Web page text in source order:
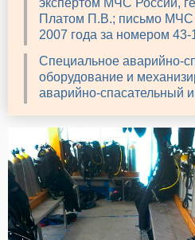
экспертом МЧС России,
Платом П.В.; письмо МЧС
2007 года за номером 43-
Специальное аварийно-
оборудование и
аварийно-спасательный